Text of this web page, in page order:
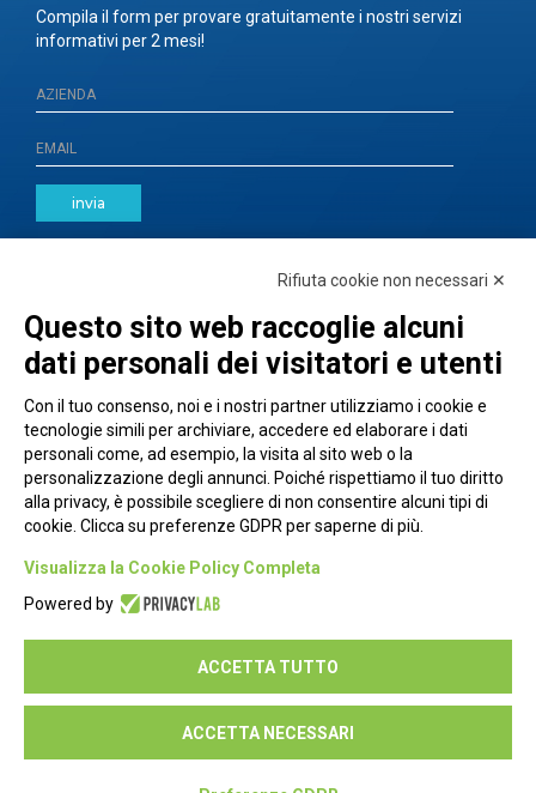
Compila il form per provare gratuitamente i nostri servizi
informativi per 2 mesi!
invia
Piazza Alessandria, 24 - 00198 Roma
Privacy Policy
Seguici su:
Rifiuta cookie non necessari ✕
Questo sito web raccoglie alcuni
dati personali dei visitatori e utenti
Con il tuo consenso, noi e i nostri partner utilizziamo i cookie e
tecnologie simili per archiviare, accedere ed elaborare i dati
personali come, ad esempio, la visita al sito web o la
personalizzazione degli annunci. Poiché rispettiamo il tuo diritto
alla privacy, è possibile scegliere di non consentire alcuni tipi di
cookie. Clicca su preferenze GDPR per saperne di più.
Visualizza la Cookie Policy Completa
Powered by
ACCETTA TUTTO
ACCETTA NECESSARI